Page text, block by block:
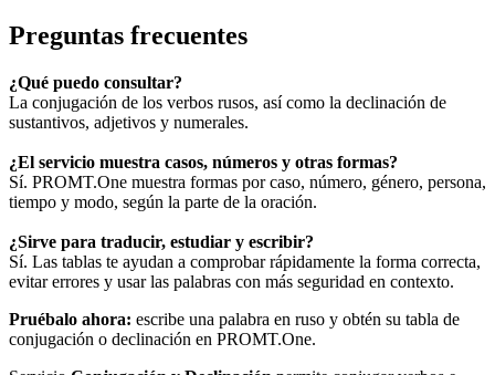
Preguntas frecuentes
¿Qué puedo consultar?
La conjugación de los verbos rusos, así como la declinación de
sustantivos, adjetivos y numerales.
¿El servicio muestra casos, números y otras formas?
Sí. PROMT.One muestra formas por caso, número, género, persona,
tiempo y modo, según la parte de la oración.
¿Sirve para traducir, estudiar y escribir?
Sí. Las tablas te ayudan a comprobar rápidamente la forma correcta,
evitar errores y usar las palabras con más seguridad en contexto.
Pruébalo ahora: escribe una palabra en ruso y obtén su tabla de
conjugación o declinación en PROMT.One.